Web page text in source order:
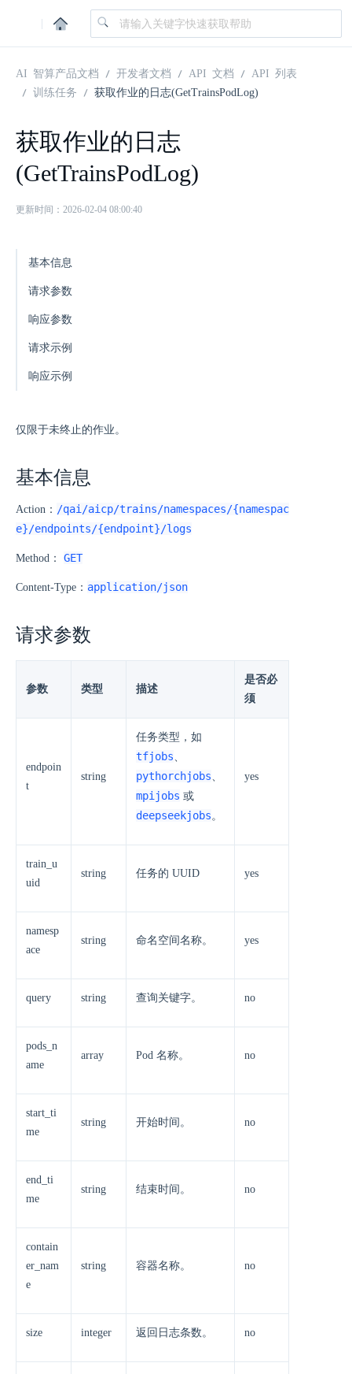
|
AI 智算产品文档 开发者文档 API 文档
API 列表
训练任务
获取作业的日志(GetTrainsPodLog)
获取作业的日志
(GetTrainsPodLog)
更新时间：2026-02-04 08:00:40
基本信息
请求参数
响应参数
请求示例
响应示例
仅限于未终止的作业。
基本信息
Action： /qai/aicp/trains/namespaces/{namespac
e}/endpoints/{endpoint}/logs
Method： GET
Content-Type： application/json
请求参数
参数 类型 描述
是否必
须
endpoin
t
string
任务类型，如
tfjobs、
pythorchjobs、
mpijobs 或
deepseekjobs。
yes
train_u
uid
string 任务的 UUID yes
namesp
ace
string 命名空间名称。 yes
query string 查询关键字。 no
pods_n
ame
array Pod 名称。 no
start_ti
me
string 开始时间。 no
end_ti
me
string 结束时间。 no
contain
er_nam
e
string 容器名称。 no
size integer 返回日志条数。 no